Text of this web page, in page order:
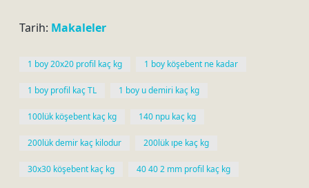
Tarih: Makaleler
1 boy 20x20 profil kaç kg 1 boy köşebent ne kadar
1 boy profil kaç TL 1 boy u demiri kaç kg
100lük köşebent kaç kg 140 npu kaç kg
200lük demir kaç kilodur 200lük ıpe kaç kg
30x30 köşebent kaç kg 40 40 2 mm profil kaç kg